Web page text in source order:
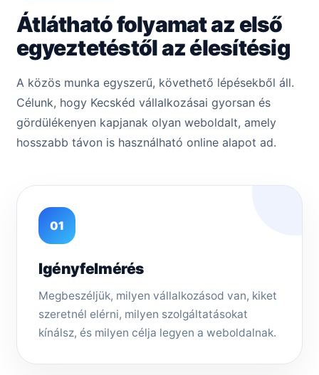
Átlátható folyamat az első
egyeztetéstől az élesítésig
A közös munka egyszerű, követhető lépésekből áll.
Célunk, hogy Kecskéd vállalkozásai gyorsan és
gördülékenyen kapjanak olyan weboldalt, amely
hosszabb távon is használható online alapot ad.
01
Igényfelmérés
Megbeszéljük, milyen vállalkozásod van, kiket
szeretnél elérni, milyen szolgáltatásokat
kínálsz, és milyen célja legyen a weboldalnak.